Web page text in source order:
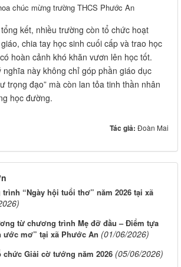
chúc mừng trường THCS Phước An
kết, nhiều trường còn tổ chức hoạt
chia tay học sinh cuối cấp và trao học
hoàn cảnh khó khăn vươn lên học tốt.
nghĩa này không chỉ góp phần giáo dục
trọng đạo” mà còn lan tỏa tinh thần nhân
học đường.
Tác giả: Đoàn Mai
“Ngày hội tuổi thơ” năm 2026 tại xã
từ chương trình Mẹ đỡ đầu – Điểm tựa
ước mơ” tại xã Phước An (01/06/2026)
chức Giải cờ tướng năm 2026 (05/06/2026)